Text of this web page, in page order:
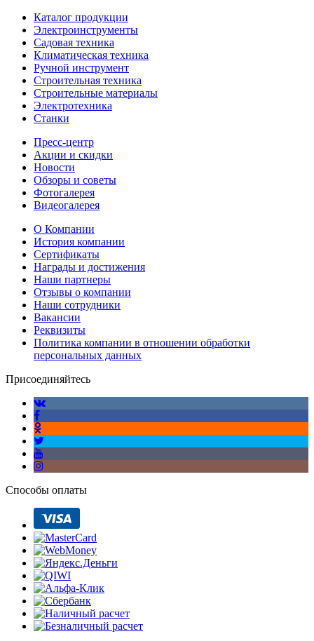
Каталог продукции
Электроинструменты
Садовая техника
Климатическая техника
Ручной инструмент
Строительная техника
Строительные материалы
Электротехника
Станки
Пресс-центр
Акции и скидки
Новости
Обзоры и советы
Фотогалерея
Видеогалерея
О Компании
История компании
Сертификаты
Награды и достижения
Наши партнеры
Отзывы о компании
Наши сотрудники
Вакансии
Реквизиты
Политика компании в отношении обработки
персональных данных
Присоединяйтесь
Способы оплаты